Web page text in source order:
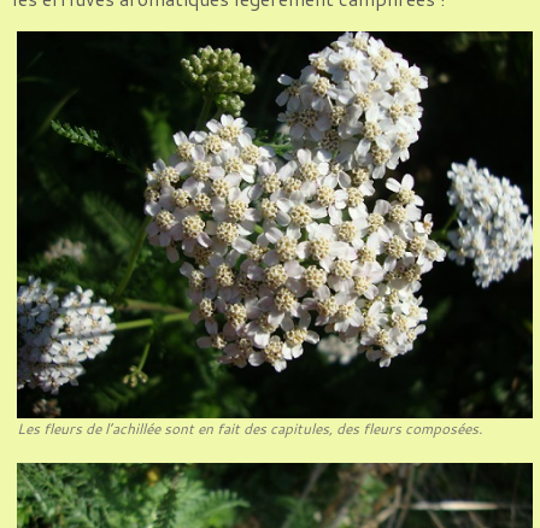
Les fleurs de l’achillée sont en fait des capitules, des fleurs composées.